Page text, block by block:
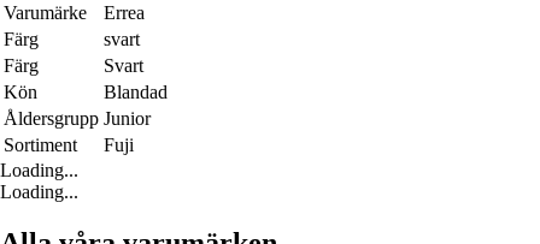
Varumärke
Errea
Färg
svart
Färg
Svart
Kön
Blandad
Åldersgrupp Junior
Sortiment
Fuji
Loading...
Loading...